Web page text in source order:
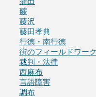
蕨
藤沢
藤田孝典
行徳・南行徳
街のフィールドワーク
裁判・法律
西麻布
言語障害
調布